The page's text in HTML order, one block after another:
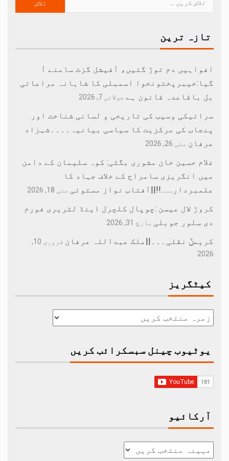
تازہ ترین
افواہیں دم توڑ گئیں، آفیشل گزٹ سامنے آ
گیا:خیبرپختونخوا اسمبلی کا شاہانہ مراعاتی
بل باقاعدہ قانون ہے جولائی 7, 2026
سرائیکی وسیب کی تاریخی و لسانی شناخت اور
پنجاب کی مرکزیت کا سیاسی بیانیہ۔۔۔۔شہزاد
عرفان مئی 26, 2026
غلام حسین خان مشوری بگٹی: کوہ سلیمان کے دامن
میں انگریزی سامراج کے خلاف جہاد کا
علمبردار…….!!||آفتاب نواز مستوئی مئی 18, 2026
کروڑ لال عیسن :چوپال کلچرل اینڈ لٹریری فورم
دی سلور جوبلی مارچ 31, 2026
کریمݨ نقلی۔۔۔||ملک عبداللہ عرفان
فروری 10,
2026
کیٹگریز
یوٹیوب چینل سبسکرائب کریں
آرکائیو